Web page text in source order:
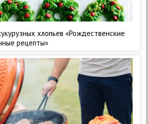
хлопьев «Рождественские
рецепты»